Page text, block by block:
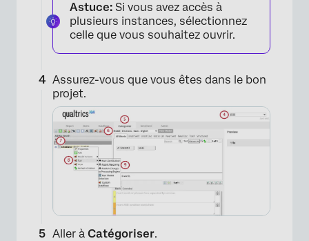
×
Astuce: Si vous avez accès à
plusieurs instances, sélectionnez
celle que vous souhaitez ouvrir.
Assurez-vous que vous êtes dans le bon
projet.
Aller à Catégoriser.